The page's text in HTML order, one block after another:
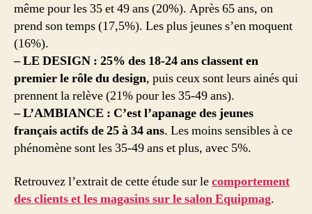
même pour les 35 et 49 ans (20%). Après 65 ans, on
prend son temps (17,5%). Les plus jeunes s’en moquent
(16%).
– LE DESIGN : 25% des 18-24 ans classent en
premier le rôle du design, puis ceux sont leurs ainés qui
prennent la relève (21% pour les 35-49 ans).
– L’AMBIANCE : C’est l’apanage des jeunes
français actifs de 25 à 34 ans. Les moins sensibles à ce
phénomène sont les 35-49 ans et plus, avec 5%.
Retrouvez l’extrait de cette étude sur lecomportement
des clients et les magasins sur le salon Equipmag.